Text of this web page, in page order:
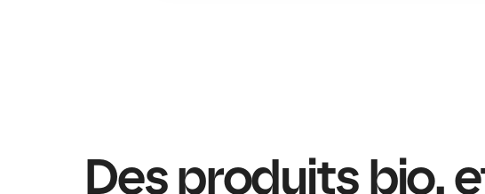
Des produits bio,